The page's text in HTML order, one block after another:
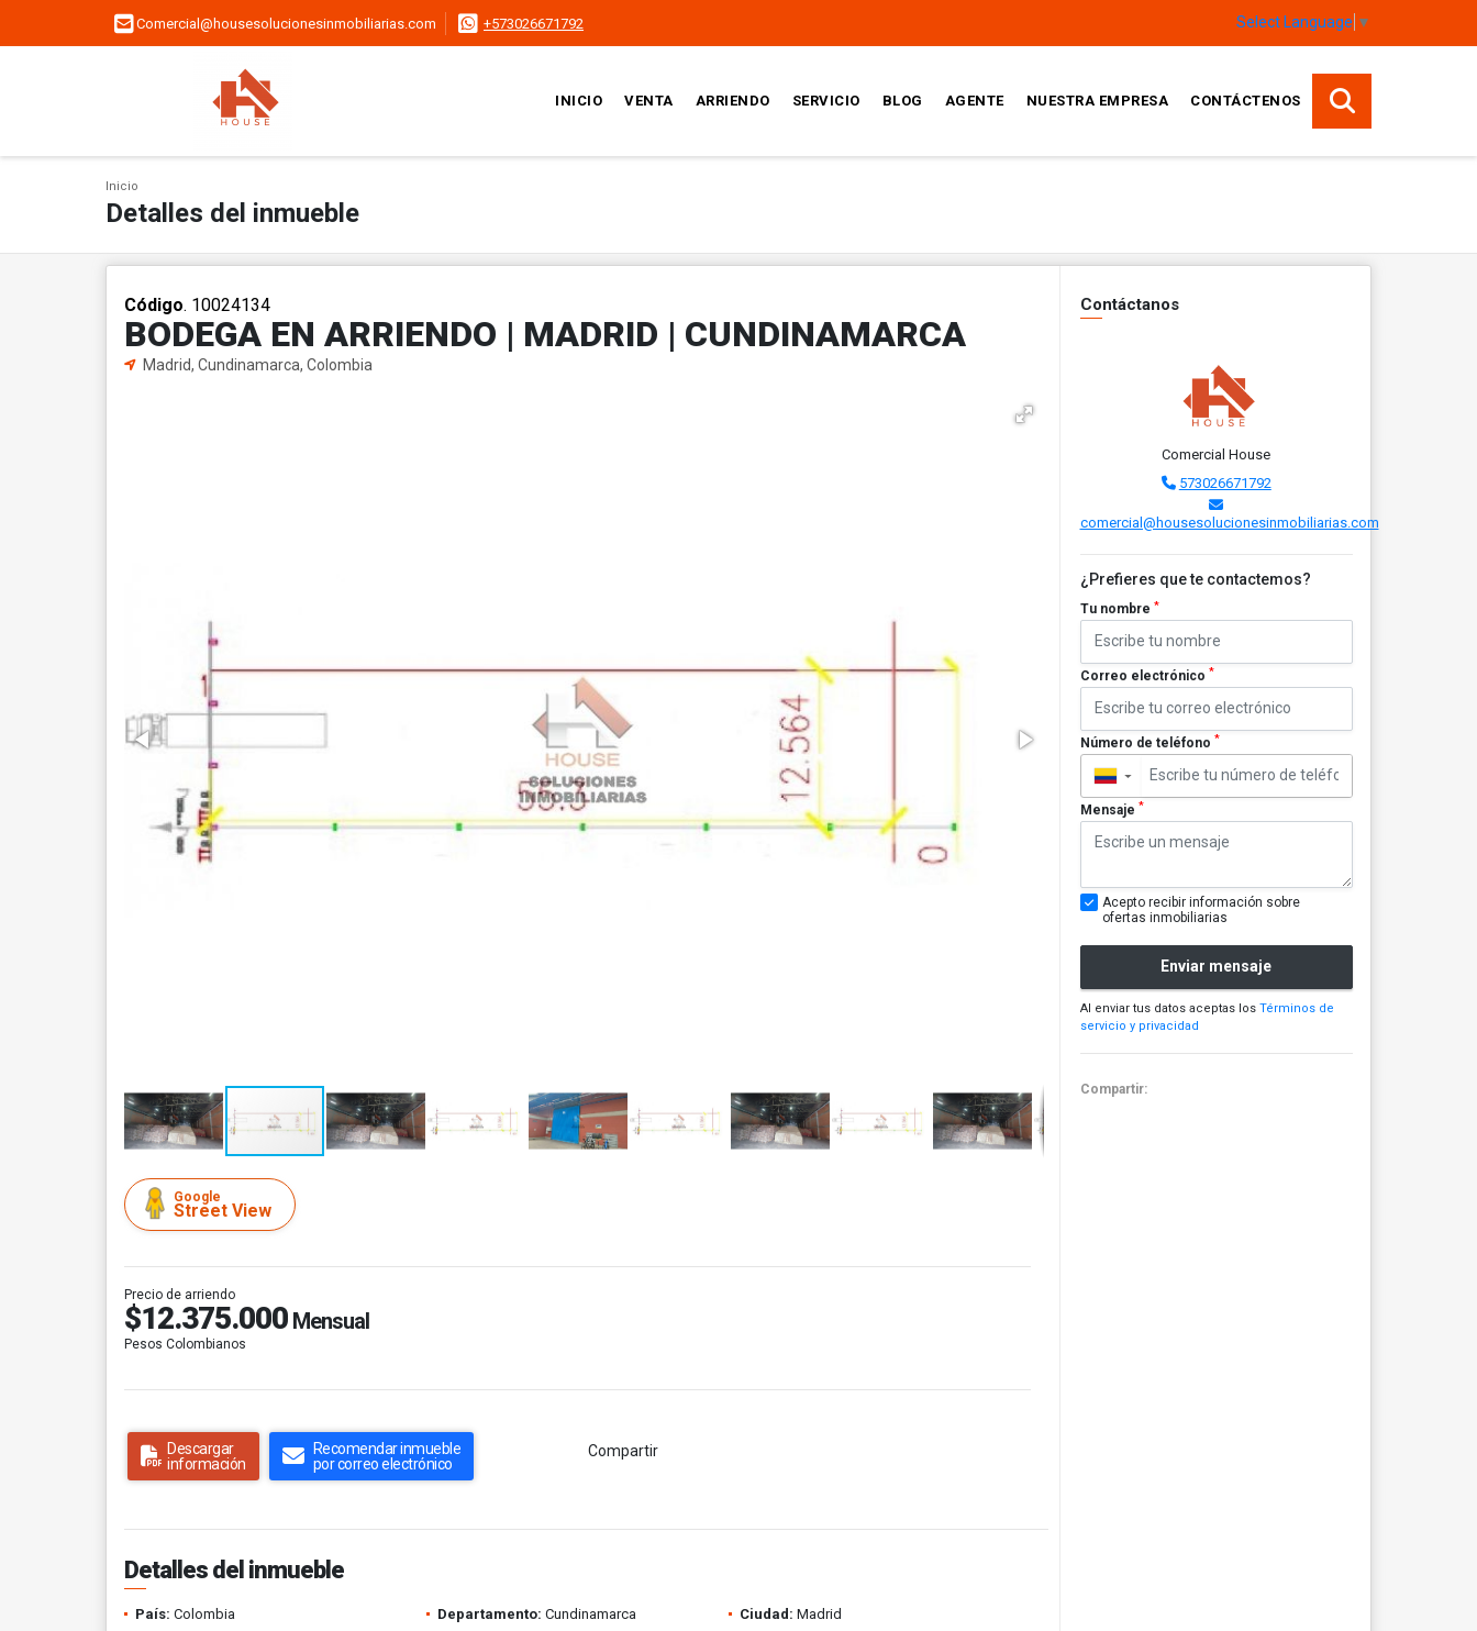
Comercial@housesolucionesinmobiliarias.com +573026671792 Select Language ▼
INICIO VENTA ARRIENDO SERVICIO BLOG AGENTE NUESTRA EMPRESA CONTÁCTENOS
Inicio
Detalles del inmueble
Código. 10024134
BODEGA EN ARRIENDO | MADRID | CUNDINAMARCA
Madrid, Cundinamarca, Colombia
Google
Street View
Precio de arriendo
$12.375.000 Mensual
Pesos Colombianos
Descargar
información
Recomendar inmueble
por correo electrónico
Compartir
Detalles del inmueble
País: Colombia Departamento: Cundinamarca Ciudad: Madrid
Contáctanos
Comercial House
573026671792
comercial@housesolucionesinmobiliarias.com
¿Prefieres que te contactemos?
Tu nombre *
Correo electrónico *
Número de teléfono *
▼
Mensaje *
Acepto recibir información sobre
ofertas inmobiliarias
Enviar mensaje
Al enviar tus datos aceptas los Términos de
servicio y privacidad
Compartir: